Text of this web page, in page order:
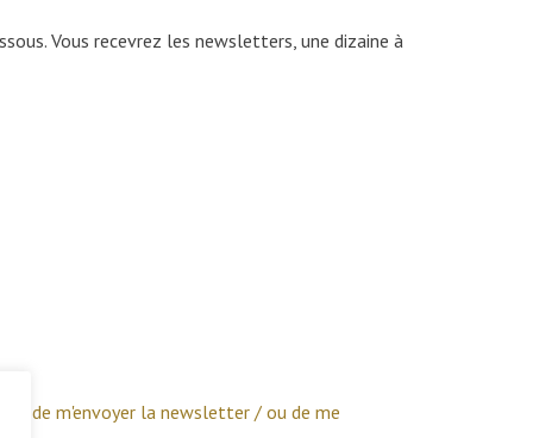
Vous recevrez les newsletters, une dizaine à
de m'envoyer la newsletter / ou de me